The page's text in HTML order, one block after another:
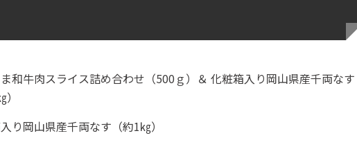
和牛肉スライス詰め合わせ（500ｇ）＆ 化粧箱入り岡山県産千両なす
り岡山県産千両なす（約1㎏）